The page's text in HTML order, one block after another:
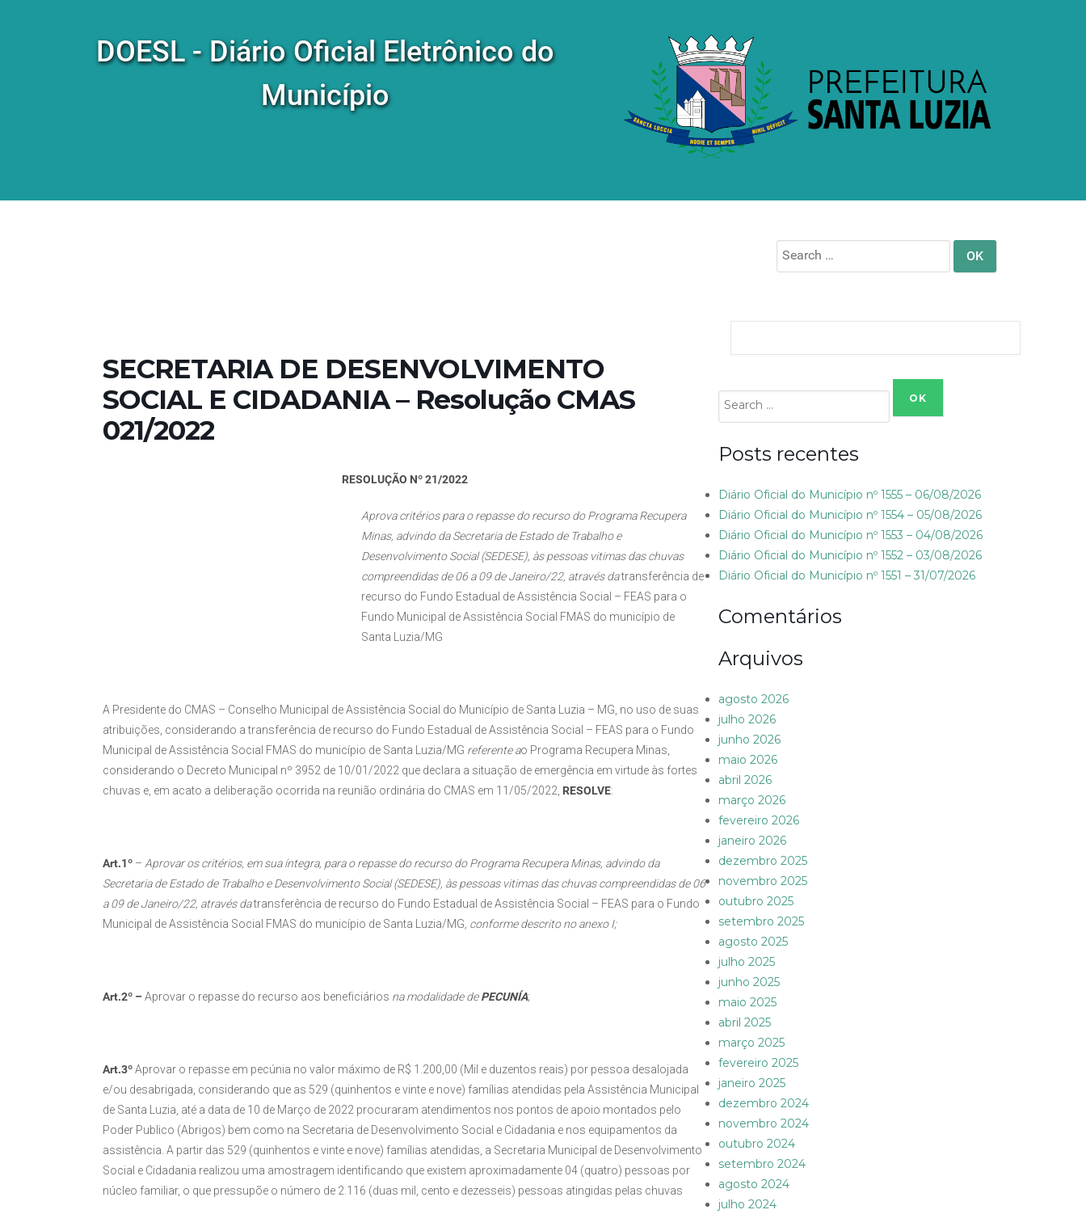
DOESL - Diário Oficial Eletrônico do
Município
Search
for:
SECRETARIA DE DESENVOLVIMENTO
SOCIAL E CIDADANIA – Resolução CMAS
021/2022
RESOLUÇÃO Nº 21/2022
Aprova critérios para o repasse do recurso do Programa Recupera
Minas, advindo da Secretaria de Estado de Trabalho e
Desenvolvimento Social (SEDESE), às pessoas vitimas das chuvas
compreendidas de 06 a 09 de Janeiro/22, através datransferência de
recurso do Fundo Estadual de Assistência Social – FEAS para o
Fundo Municipal de Assistência Social FMAS do município de
Santa Luzia/MG
A Presidente do CMAS – Conselho Municipal de Assistência Social do Município de Santa Luzia – MG, no uso de suas
atribuições, considerando a transferência de recurso do Fundo Estadual de Assistência Social – FEAS para o Fundo
Municipal de Assistência Social FMAS do município de Santa Luzia/MG referente ao Programa Recupera Minas,
considerando o Decreto Municipal nº 3952 de 10/01/2022 que declara a situação de emergência em virtude às fortes
chuvas e, em acato a deliberação ocorrida na reunião ordinária do CMAS em 11/05/2022, RESOLVE:
Art.1º – Aprovar os critérios, em sua íntegra, para o repasse do recurso do Programa Recupera Minas, advindo da
Secretaria de Estado de Trabalho e Desenvolvimento Social (SEDESE), às pessoas vitimas das chuvas compreendidas de 06
a 09 de Janeiro/22, através datransferência de recurso do Fundo Estadual de Assistência Social – FEAS para o Fundo
Municipal de Assistência Social FMAS do município de Santa Luzia/MG, conforme descrito no anexo I;
Art.2º – Aprovar o repasse do recurso aos beneficiários na modalidade dePECUNÍA;
Art.3ºAprovar o repasse em pecúnia no valor máximo de R$ 1.200,00 (Mil e duzentos reais) por pessoa desalojada
e/ou desabrigada, considerando que as 529 (quinhentos e vinte e nove) famílias atendidas pela Assistência Municipal
de Santa Luzia, até a data de 10 de Março de 2022 procuraram atendimentos nos pontos de apoio montados pelo
Poder Publico (Abrigos) bem como na Secretaria de Desenvolvimento Social e Cidadania e nos equipamentos da
assistência. A partir das 529 (quinhentos e vinte e nove) famílias atendidas, a Secretaria Municipal de Desenvolvimento
Social e Cidadania realizou uma amostragem identificando que existem aproximadamente 04 (quatro) pessoas por
núcleo familiar, o que pressupõe o número de 2.116 (duas mil, cento e dezesseis) pessoas atingidas pelas chuvas
Search
for:
Posts recentes
Diário Oficial do Município nº 1555 – 06/08/2026
Diário Oficial do Município nº 1554 – 05/08/2026
Diário Oficial do Município nº 1553 – 04/08/2026
Diário Oficial do Município nº 1552 – 03/08/2026
Diário Oficial do Município nº 1551 – 31/07/2026
Comentários
Arquivos
agosto 2026
julho 2026
junho 2026
maio 2026
abril 2026
março 2026
fevereiro 2026
janeiro 2026
dezembro 2025
novembro 2025
outubro 2025
setembro 2025
agosto 2025
julho 2025
junho 2025
maio 2025
abril 2025
março 2025
fevereiro 2025
janeiro 2025
dezembro 2024
novembro 2024
outubro 2024
setembro 2024
agosto 2024
julho 2024